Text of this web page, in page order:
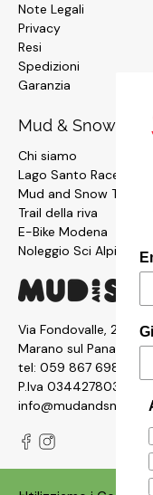
Note Legali
Privacy
Resi
Spedizioni
Garanzia
Mud & Snow
Chi siamo
Lago Santo Race
Mud and Snow Team
Trail della riva
E-Bike Modena
Noleggio Sci Alpinismo
Via Fondovalle, 2876,
Marano sul Panaro MO
tel: 059 867 6987
P.Iva 03442780361